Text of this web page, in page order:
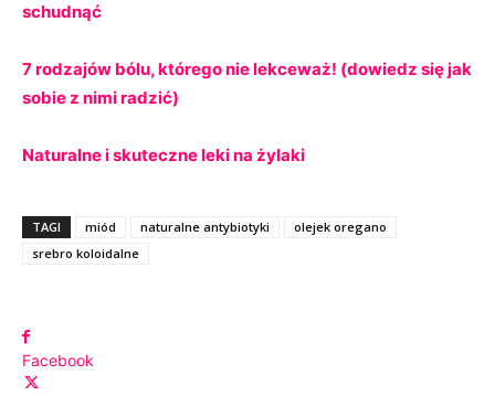
schudnąć
7 rodzajów bólu, którego nie lekceważ! (dowiedz się jak
sobie z nimi radzić)
Naturalne i skuteczne leki na żylaki
TAGI miód naturalne antybiotyki
olejek oregano
srebro koloidalne
Facebook